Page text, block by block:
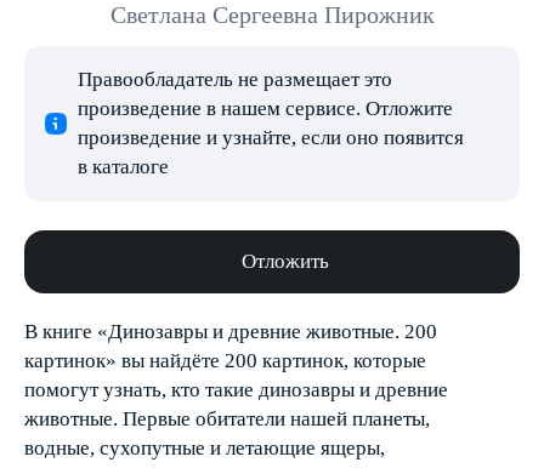
Светлана Сергеевна Пирожник
Правообладатель не размещает это
произведение в нашем сервисе. Отложите
произведение и узнайте, если оно появится
в каталоге
Отложить
В книге «Динозавры и древние животные. 200
картинок» вы найдёте 200 картинок, которые
помогут узнать, кто такие динозавры и древние
животные. Первые обитатели нашей планеты,
водные, сухопутные и летающие ящеры,